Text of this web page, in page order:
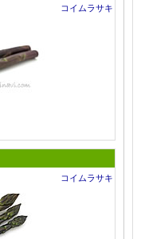
コイムラサキ
コイムラサキ